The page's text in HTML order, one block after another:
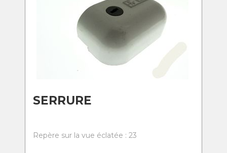
SERRURE
Repère sur la vue éclatée : 23